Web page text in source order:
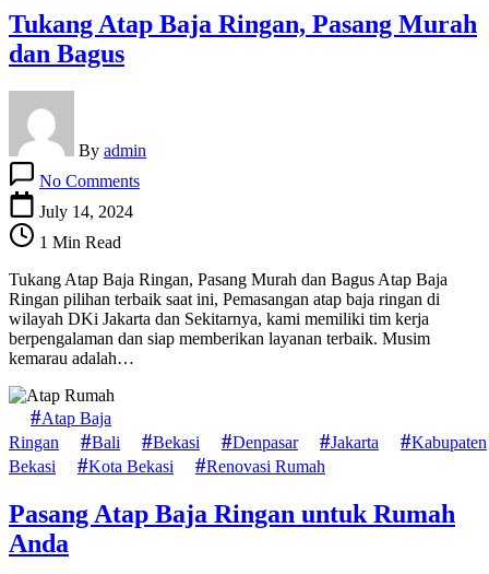
Tukang Atap Baja Ringan, Pasang Murah
dan Bagus
By admin
No CommentsTukang
Murah
dan
Bagus
July 14, 2024
1 Min Read
Tukang Atap Baja Ringan, Pasang Murah dan Bagus Atap Baja
Ringan pilihan terbaik saat ini, Pemasangan atap baja ringan di
wilayah DKi Jakarta dan Sekitarnya, kami memiliki tim kerja
berpengalaman dan siap memberikan layanan terbaik. Musim
kemarau adalah…
Atap Baja
Ringan
Bali Bekasi Denpasar Jakarta
Kabupaten
Bekasi
Kota Bekasi Renovasi Rumah
Pasang Atap Baja Ringan untuk Rumah
Anda